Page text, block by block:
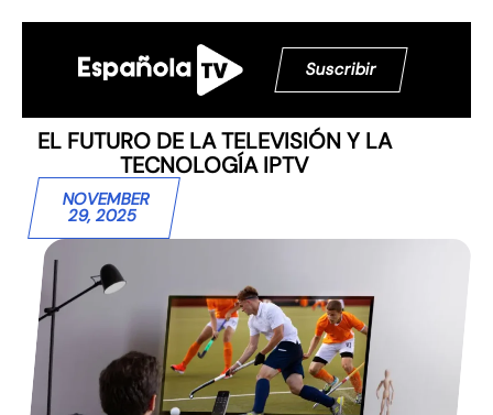
Suscribir
EL FUTURO DE LA TELEVISIÓN Y LA
TECNOLOGÍA IPTV
NOVEMBER
29, 2025